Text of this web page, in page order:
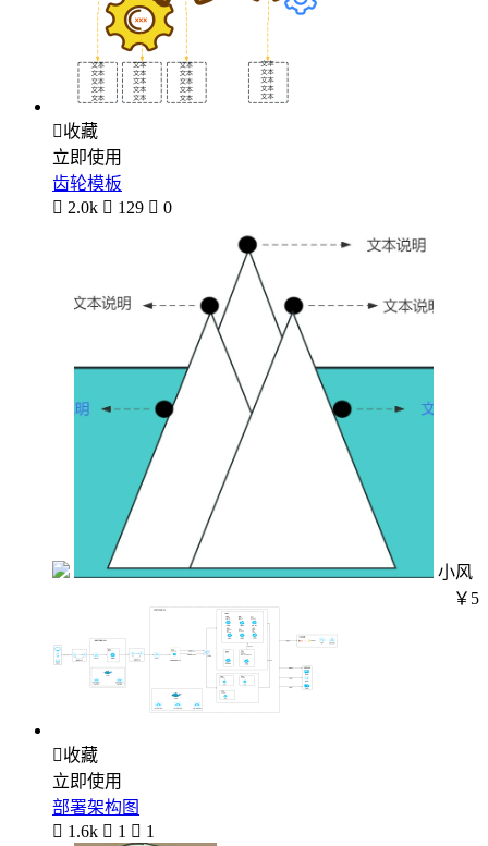
收藏
立即使用
齿轮模板
 2.0k  129  0
小风
￥5
收藏
立即使用
部署架构图
 1.6k  1  1